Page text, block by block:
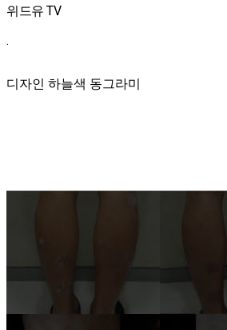
위드유 TV
.
디자인 하늘색 동그라미